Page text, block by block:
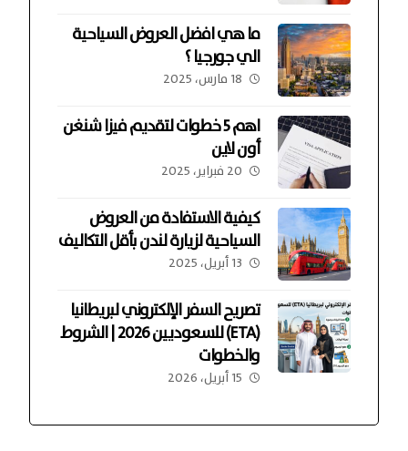
ما هي افضل العروض السياحية
الي جورجيا ؟
18 مارس، 2025
اهم 5 خطوات لتقديم فيزا شنغن
أون لاين
20 فبراير، 2025
كيفية الاستفادة من العروض
السياحية لزيارة لندن بأقل التكاليف
13 أبريل، 2025
تصريح السفر الإلكتروني لبريطانيا
(ETA) للسعوديين 2026 | الشروط
والخطوات
15 أبريل، 2026